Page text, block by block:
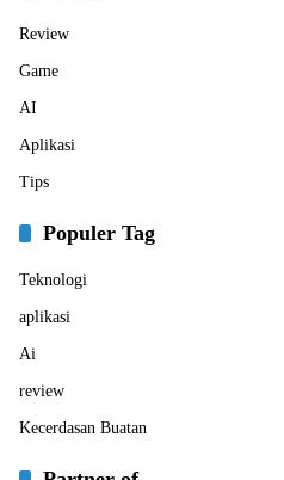
Review
Game
AI
Aplikasi
Tips
Populer Tag
Teknologi
aplikasi
Ai
review
Kecerdasan Buatan